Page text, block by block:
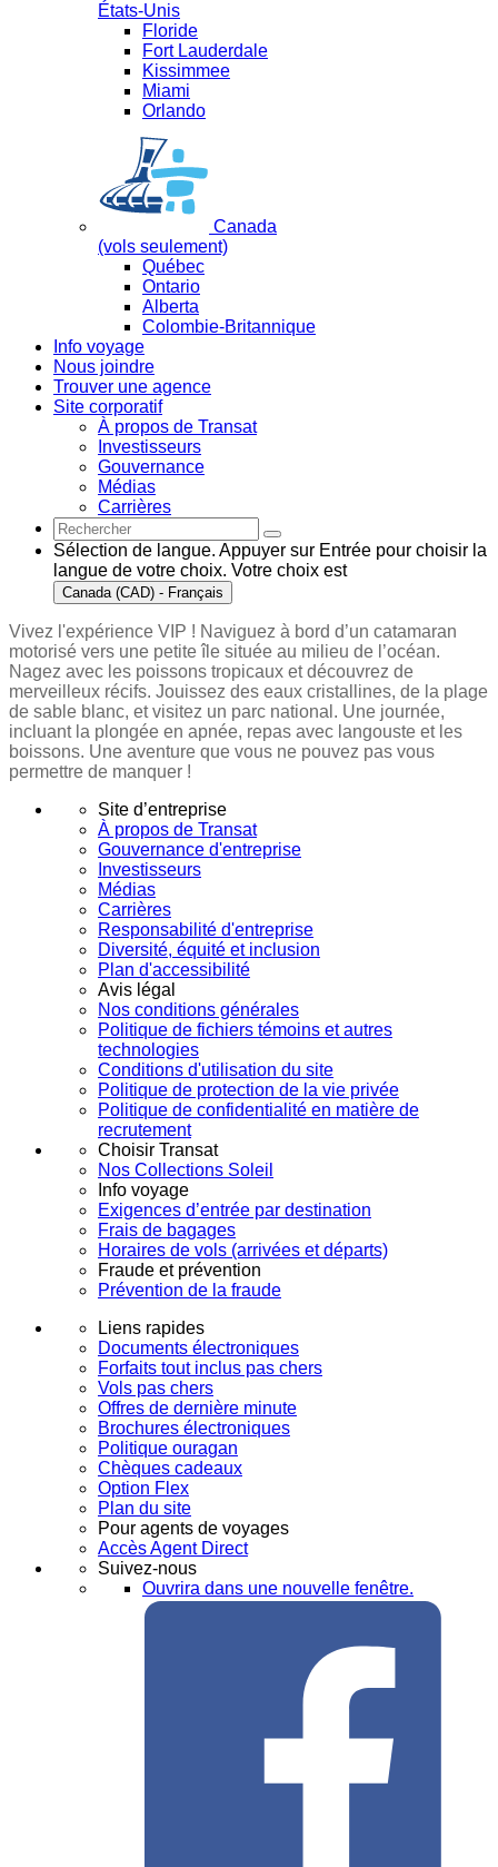
États-Unis
Floride
Fort Lauderdale
Kissimmee
Miami
Orlando
Canada
(vols seulement)
Québec
Ontario
Alberta
Colombie-Britannique
Info voyage
Nous joindre
Trouver une agence
Site corporatif
À propos de Transat
Investisseurs
Gouvernance
Médias
Carrières
Sélection de langue. Appuyer sur Entrée pour choisir la
langue de votre choix. Votre choix est
Canada (CAD) - Français
Vivez l'expérience VIP ! Naviguez à bord d’un catamaran
motorisé vers une petite île située au milieu de l’océan.
Nagez avec les poissons tropicaux et découvrez de
merveilleux récifs. Jouissez des eaux cristallines, de la plage
de sable blanc, et visitez un parc national. Une journée,
incluant la plongée en apnée, repas avec langouste et les
boissons. Une aventure que vous ne pouvez pas vous
permettre de manquer !
Site d’entreprise
À propos de Transat
Gouvernance d'entreprise
Investisseurs
Médias
Carrières
Responsabilité d'entreprise
Diversité, équité et inclusion
Plan d'accessibilité
Avis légal
Nos conditions générales
Politique de fichiers témoins et autres
technologies
Conditions d'utilisation du site
Politique de protection de la vie privée
Politique de confidentialité en matière de
recrutement
Choisir Transat
Nos Collections Soleil
Info voyage
Exigences d’entrée par destination
Frais de bagages
Horaires de vols (arrivées et départs)
Fraude et prévention
Prévention de la fraude
Liens rapides
Documents électroniques
Forfaits tout inclus pas chers
Vols pas chers
Offres de dernière minute
Brochures électroniques
Politique ouragan
Chèques cadeaux
Option Flex
Plan du site
Pour agents de voyages
Accès Agent Direct
Suivez-nous
Ouvrira dans une nouvelle fenêtre.